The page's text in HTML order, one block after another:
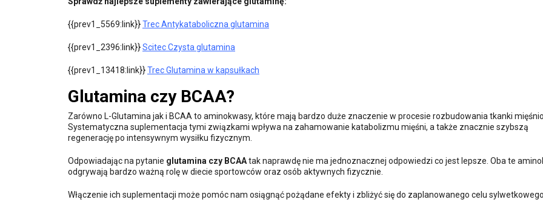
{{prev1_5569:link}}Trec Antykataboliczna glutamina
{{prev1_2396:link}}Scitec Czysta glutamina
{{prev1_13418:link}}Trec Glutamina w kapsułkach
Glutamina czy BCAA?
Zarówno L-Glutamina jak i BCAA to aminokwasy, które mają bardzo duże znaczenie w procesie rozbudowania tkanki
Systematyczna suplementacja tymi związkami wpływa na zahamowanie katabolizmu mięśni, a także znacznie szybszą
regenerację po intensywnym wysiłku fizycznym.
Odpowiadając na pytanie glutamina czy BCAAtak naprawdę nie ma jednoznacznej odpowiedzi co jest lepsze. Oba te
odgrywają bardzo ważną rolę w diecie sportowców oraz osób aktywnych fizycznie.
Włączenie ich suplementacji może pomóc nam osiągnąć pożądane efekty i zbliżyć się do zaplanowanego celu sylwetkowego.